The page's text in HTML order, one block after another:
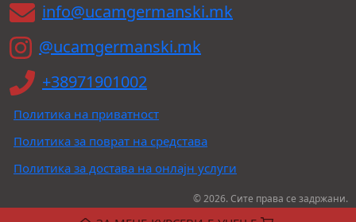
info@ucamgermanski.mk
@ucamgermanski.mk
+38971901002
Политика на приватност
Политика за поврат на средстава
Политика за достава на онлајн услуги
© 2026. Сите права се задржани.